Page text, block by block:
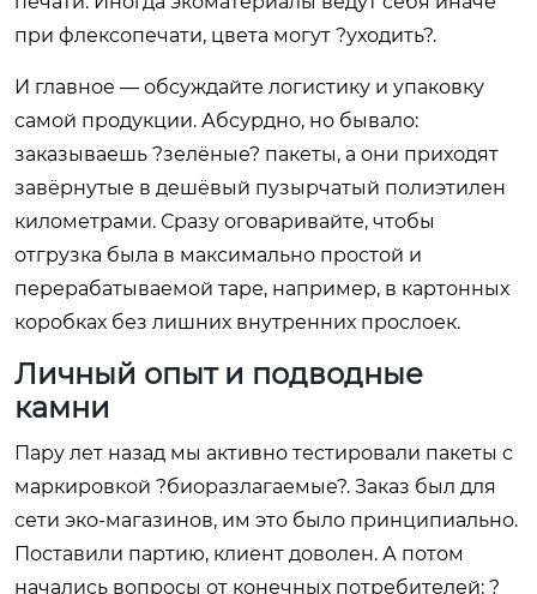
при флексопечати, цвета могут ?уходить?.
И главное — обсуждайте логистику и упаковку
самой продукции. Абсурдно, но бывало:
заказываешь ?зелёные? пакеты, а они приходят
завёрнутые в дешёвый пузырчатый полиэтилен
километрами. Сразу оговаривайте, чтобы
отгрузка была в максимально простой и
перерабатываемой таре, например, в картонных
коробках без лишних внутренних прослоек.
Личный опыт и подводные
камни
Пару лет назад мы активно тестировали пакеты с
маркировкой ?биоразлагаемые?. Заказ был для
сети эко-магазинов, им это было принципиально.
Поставили партию, клиент доволен. А потом
начались вопросы от конечных потребителей: ?